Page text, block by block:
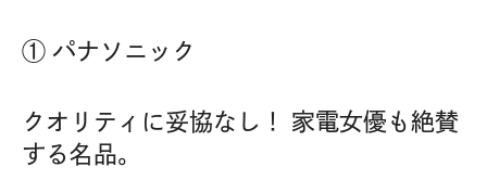
① パナソニック
クオリティに妥協なし！ 家電女優も絶賛
する名品。